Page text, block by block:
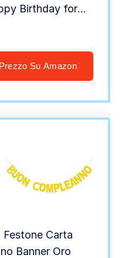
Birthday for
Su Amazon
Carta
Banner Oro